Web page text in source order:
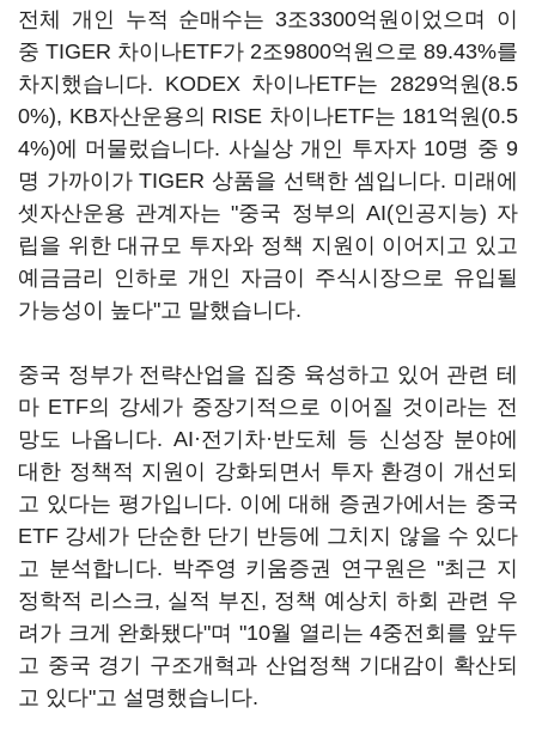
전체 개인 누적 순매수는 3조3300억원이었으며 이
중 TIGER 차이나ETF가 2조9800억원으로 89.43%를
차지했습니다. KODEX 차이나ETF는 2829억원(8.5
0%), KB자산운용의 RISE 차이나ETF는 181억원(0.5
4%)에 머물렀습니다. 사실상 개인 투자자 10명 중 9
명 가까이가 TIGER 상품을 선택한 셈입니다. 미래에
셋자산운용 관계자는 "중국 정부의 AI(인공지능) 자
립을 위한 대규모 투자와 정책 지원이 이어지고 있고
예금금리 인하로 개인 자금이 주식시장으로 유입될
가능성이 높다"고 말했습니다.
중국 정부가 전략산업을 집중 육성하고 있어 관련 테
마 ETF의 강세가 중장기적으로 이어질 것이라는 전
망도 나옵니다. AI·전기차·반도체 등 신성장 분야에
대한 정책적 지원이 강화되면서 투자 환경이 개선되
고 있다는 평가입니다. 이에 대해 증권가에서는 중국
ETF 강세가 단순한 단기 반등에 그치지 않을 수 있다
고 분석합니다. 박주영 키움증권 연구원은 "최근 지
정학적 리스크, 실적 부진, 정책 예상치 하회 관련 우
려가 크게 완화됐다"며 "10월 열리는 4중전회를 앞두
고 중국 경기 구조개혁과 산업정책 기대감이 확산되
고 있다"고 설명했습니다.